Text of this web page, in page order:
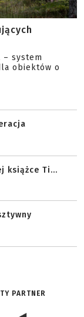
– system
obiektów o
książce Ti...
PARTNER